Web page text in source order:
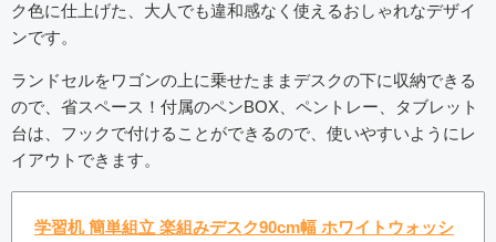
ク色に仕上げた、大人でも違和感なく使えるおしゃれなデザイ
ンです。
ランドセルをワゴンの上に乗せたままデスクの下に収納できる
ので、省スペース！付属のペンBOX、ペントレー、タブレット
台は、フックで付けることができるので、使いやすいようにレ
イアウトできます。
学習机 簡単組立 楽組みデスク90cm幅 ホワイトウォッシ